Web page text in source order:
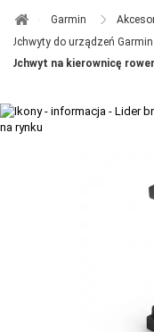
ZEGARKI DO BIEGANIA
ZEGARKI DLA DZIECI
TACX
ELITE
VOSTOK EUROPE ZEGARKI
Garmin ​
Uchwyty do urządzeń Garmin ​
Uchwyt na kierownicę